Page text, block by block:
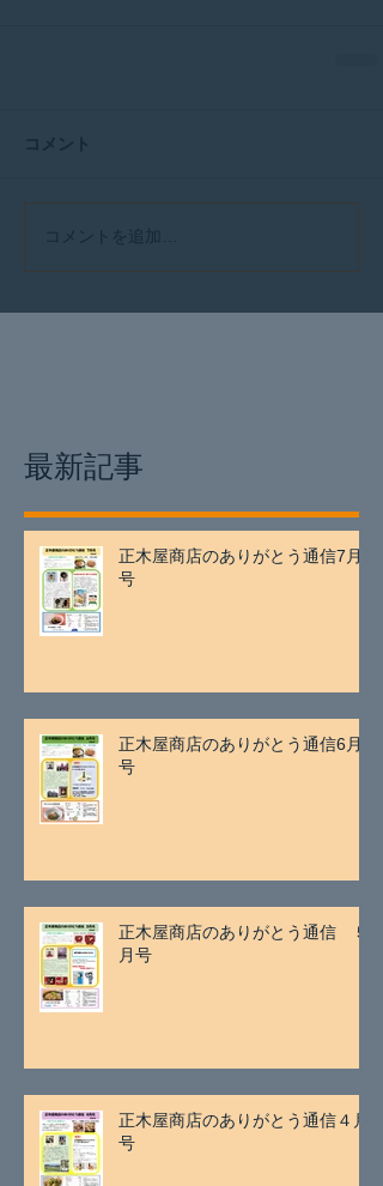
コメント
コメントを追加…
最新記事
正木屋商店のありがとう通信7月
号
正木屋商店のありがとう通信6月
号
正木屋商店のありがとう通信 ５
月号
正木屋商店のありがとう通信４月
号